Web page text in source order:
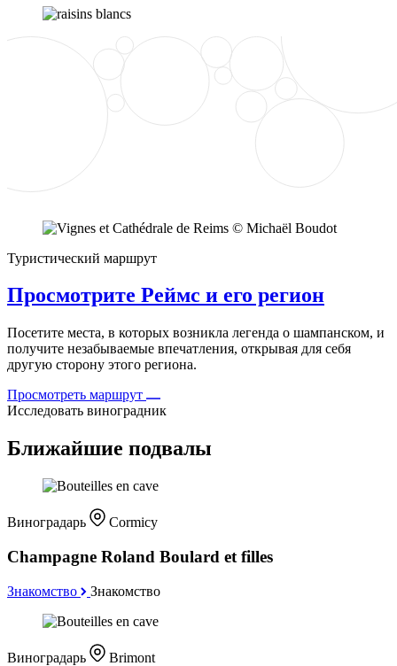
Туристический маршрут
Просмотрите Реймс и его регион
Посетите места, в которых возникла легенда о шампанском, и
получите незабываемые впечатления, открывая для себя
другую сторону этого региона.
Просмотреть маршрут
Исследовать виноградник
Ближайшие подвалы
Виноградарь Cormicy
Champagne Roland Boulard et filles
Знакомство Знакомство
Виноградарь Brimont